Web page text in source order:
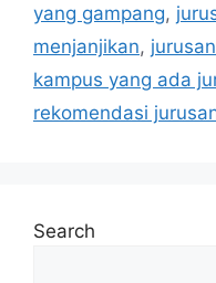
yang gampang,
menjanjikan,
kampus yang ada
rekomendasi
Search